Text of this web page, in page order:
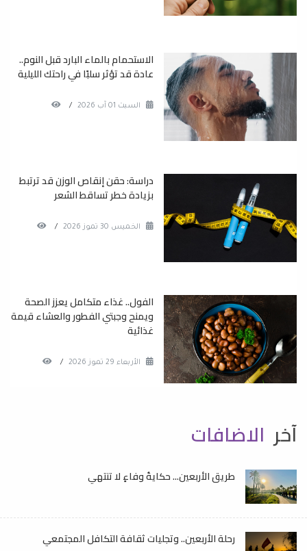
الاستحمام بالماء البارد قبل النوم..
عادة قد تؤثر سلبًا في راحتك الليلية
السبت 01 آب 2026 /
دراسة: حقن إنقاص الوزن قد ترتبط
بزيادة خطر تساقط الشعر
الخميس 30 تموز 2026 /
الفول.. غذاء متكامل يعزز الصحة
ويمنح وجبتي الفطور والعشاء قيمة
غذائية
الأربعاء 29 تموز 2026 /
آخر الاضافات
طريق الأربعين... حكايةُ وفاءٍ لا تنتهي
رحلة الأربعين.. وتجليات ثقافة التكافل المجتمعي